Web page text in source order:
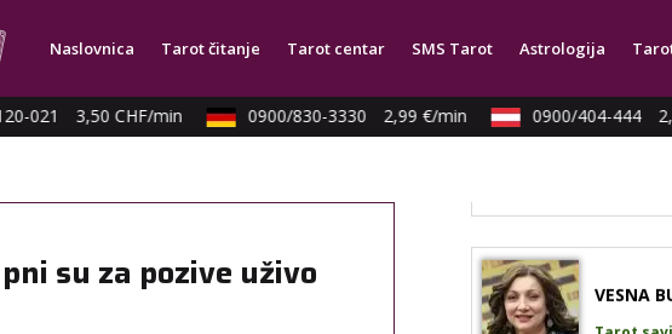
Naslovnica Tarot čitanje Tarot centar SMS Tarot Astrologija
021 3,50 CHF/min 0900/830-3330 2,99 €/min 0900/404-444
su za pozive uživo
visak, feng shui
tumačenje snova, rune,
energijama
Broj tel:
VESNA
Tarot